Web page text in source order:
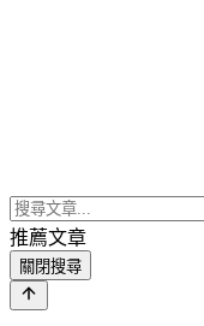
推薦文章
關閉搜尋